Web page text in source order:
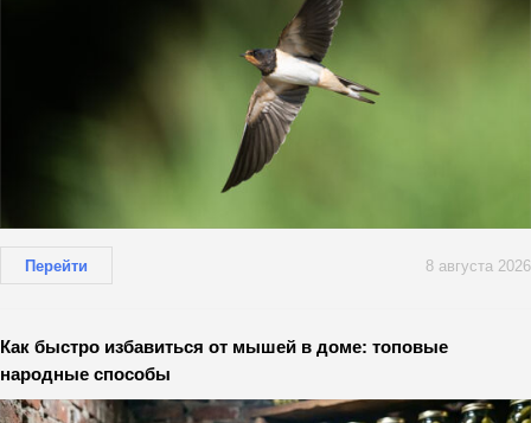
Перейти 8 августа 2026
Как быстро избавиться от мышей в доме: топовые
народные способы